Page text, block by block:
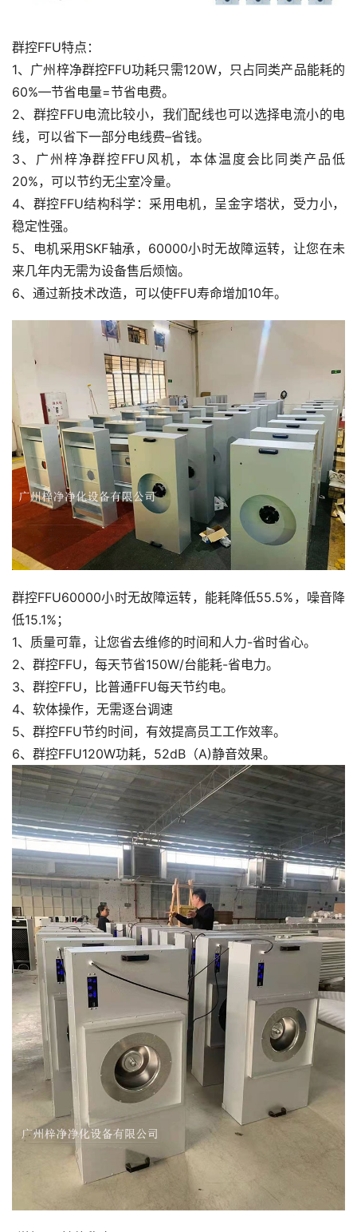
群控FFU特点：
1、广州梓净群控FFU功耗只需120W，只占同类产品能耗的
60%—节省电量=节省电费。
2、群控FFU电流比较小，我们配线也可以选择电流小的电
线，可以省下一部分电线费–省钱。
3、广州梓净群控FFU风机，本体温度会比同类产品低
20%，可以节约无尘室冷量。
4、群控FFU结构科学：采用电机，呈金字塔状，受力小，
稳定性强。
5、电机采用SKF轴承，60000小时无故障运转，让您在未
来几年内无需为设备售后烦恼。
6、通过新技术改造，可以使FFU寿命增加10年。
群控FFU60000小时无故障运转，能耗降低55.5%，噪音降
低15.1%；
1、质量可靠，让您省去维修的时间和人力-省时省心。
2、群控FFU，每天节省150W/台能耗-省电力。
3、群控FFU，比普通FFU每天节约电。
4、软体操作，无需逐台调速
5、群控FFU节约时间，有效提高员工工作效率。
6、群控FFU120W功耗，52dB（A)静音效果。